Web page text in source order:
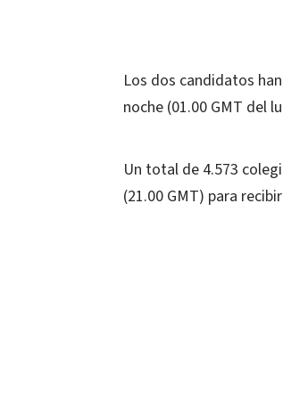
Los dos candidatos
noche (01.00 GMT del
Un total de 4.573
(21.00 GMT) para